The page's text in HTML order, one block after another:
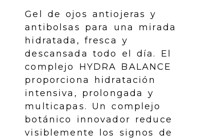
Gel de ojos antiojeras y
antibolsas para una mirada
hidratada, fresca y
descansada todo el día. El
complejo HYDRA BALANCE
proporciona hidratación
intensiva, prolongada y
multicapas. Un complejo
botánico innovador reduce
visiblemente los signos de